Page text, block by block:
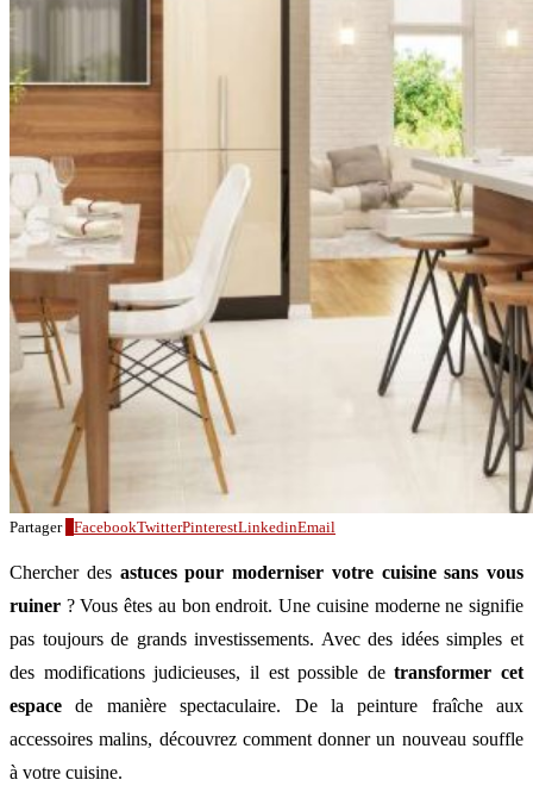
Partager FacebookTwitterPinterestLinkedinEmail
Chercher des astuces pour moderniser votre cuisine sans vous
ruiner ? Vous êtes au bon endroit. Une cuisine moderne ne signifie
pas toujours de grands investissements. Avec des idées simples et
des modifications judicieuses, il est possible detransformer cet
espace de manière spectaculaire. De la peinture fraîche aux
accessoires malins, découvrez comment donner un nouveau souffle
à votre cuisine.